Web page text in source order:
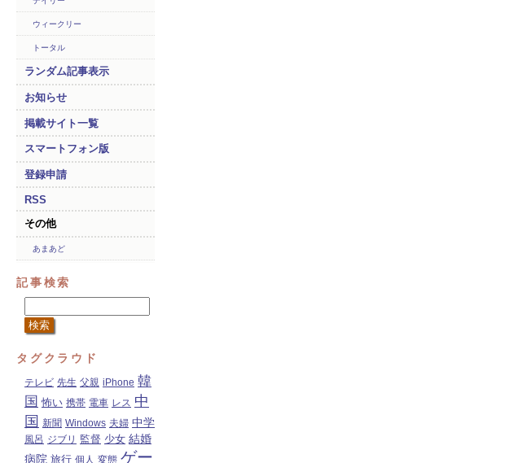
ウィークリー
トータル
ランダム記事表示
お知らせ
掲載サイト一覧
スマートフォン版
登録申請
RSS
その他
あまあど
記事検索
タグクラウド
テレビ 先生 父親 iPhone 韓
国 怖い 携帯 電車 レス 中
国 新聞 Windows 夫婦 中学
風呂 ジブリ 監督 少女 結婚
病院 旅行 個人 変態 ゲー